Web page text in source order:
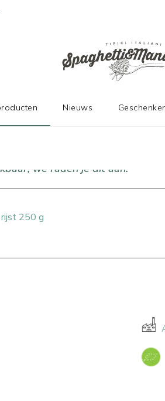
we raden je dit aan!
rijst 250 g
FABRIKANTEN
Nieuws